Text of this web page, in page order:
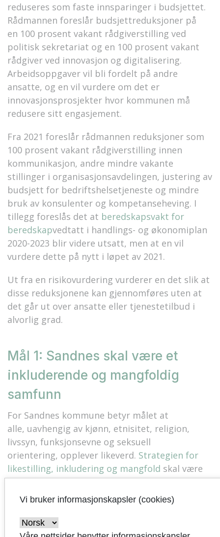
reduseres som faste innsparinger i budsjettet.
Rådmannen foreslår budsjettreduksjoner på
en 100 prosent vakant rådgiverstilling ved
politisk sekretariat og en 100 prosent vakant
rådgiver ved innovasjon og digitalisering.
Arbeidsoppgaver vil bli fordelt på andre
ansatte, og en vil vurdere om det er
innovasjonsprosjekter hvor kommunen må
redusere sitt engasjement.
Fra 2021 foreslår rådmannen reduksjoner som
100 prosent vakant rådgiverstilling innen
kommunikasjon, andre mindre vakante
stillinger i organisasjonsavdelingen, justering av
budsjett for bedriftshelsetjeneste og mindre
bruk av konsulenter og kompetanseheving. I
tillegg foreslås det at beredskapsvakt for
beredskapvedtatt i handlings- og økonomiplan
2020-2023 blir videre utsatt, men at en vil
vurdere dette på nytt i løpet av 2021.
Ut fra en risikovurdering vurderer en det slik at
disse reduksjonene kan gjennomføres uten at
det går ut over ansatte eller tjenestetilbud i
alvorlig grad.
Mål 1: Sandnes skal være et
inkluderende og mangfoldig
samfunn
For Sandnes kommune betyr målet at
alle, uavhengig av kjønn, etnisitet, religion,
livssyn, funksjonsevne og seksuell
orientering, opplever likeverd. Strategien for
likestilling, inkludering og mangfold skal være
en veiviser for organisasjonenogskal følges
opp med tiltak i tjenesteområdene og
I strategi for ledel
e og
medarbeiderskap
Vi bruker informasjonskapsler (cookies)